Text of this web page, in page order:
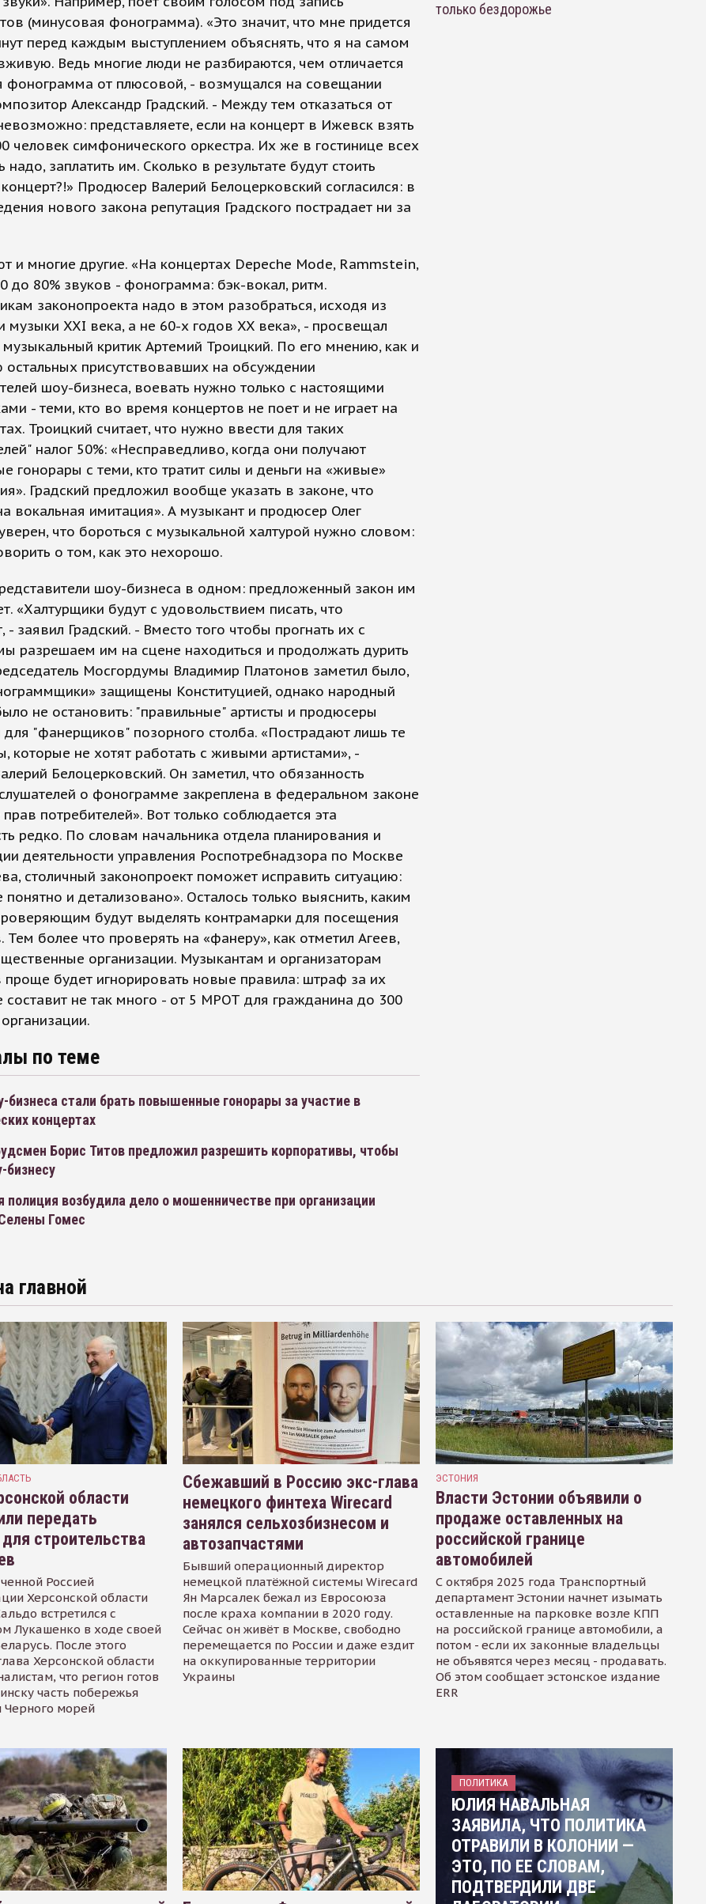
(минусовая фонограмма). «Это значит, что мне придется
перед каждым выступлением объяснять, что я на самом
Ведь многие люди не разбираются, чем отличается
фонограмма от плюсовой, - возмущался на совещании
Александр Градский. - Между тем отказаться от
представляете, если на концерт в Ижевск взять
человек симфонического оркестра. Их же в гостинице всех
надо, заплатить им. Сколько в результате будут стоить
Продюсер Валерий Белоцерковский согласился: в
нового закона репутация Градского пострадает ни за
и многие другие. «На концертах Depeche Mode, Rammstein,
до 80% звуков - фонограмма: бэк-вокал, ритм.
законопроекта надо в этом разобраться, исходя из
музыки XXI века, а не 60-х годов XX века», - просвещал
музыкальный критик Артемий Троицкий. По его мнению, как и
присутствовавших на обсуждении
шоу-бизнеса, воевать нужно только с настоящими
- теми, кто во время концертов не поет и не играет на
Троицкий считает, что нужно ввести для таких
налог 50%: «Несправедливо, когда они получают
гонорары с теми, кто тратит силы и деньги на «живые»
Градский предложил вообще указать в законе, что
вокальная имитация». А музыкант и продюсер Олег
что бороться с музыкальной халтурой нужно словом:
о том, как это нехорошо.
шоу-бизнеса в одном: предложенный закон им
«Халтурщики будут с удовольствием писать, что
- заявил Градский. - Вместо того чтобы прогнать их с
разрешаем им на сцене находиться и продолжать дурить
Мосгордумы Владимир Платонов заметил было,
защищены Конституцией, однако народный
не остановить: "правильные" артисты и продюсеры
для "фанерщиков" позорного столба. «Пострадают лишь те
которые не хотят работать с живыми артистами», -
Белоцерковский. Он заметил, что обязанность
о фонограмме закреплена в федеральном законе
потребителей». Вот только соблюдается эта
редко. По словам начальника отдела планирования и
деятельности управления Роспотребнадзора по Москве
столичный законопроект поможет исправить ситуацию:
и детализовано». Осталось только выяснить, каким
будут выделять контрамарки для посещения
Тем более что проверять на «фанеру», как отметил Агеев,
организации. Музыкантам и организаторам
проще будет игнорировать новые правила: штраф за их
составит не так много - от 5 МРОТ для гражданина до 300
по теме
стали брать повышенные гонорары за участие в
концертах
Борис Титов предложил разрешить корпоративы, чтобы
бизнесу
полиция возбудила дело о мошенничестве при организации
Гомес
только бездорожье
главной
области
передать
строительства
Россией
Херсонской области
встретился с
Лукашенко в ходе своей
После этого
Херсонской области
что регион готов
часть побережья
Черного морей
Сбежавший в Россию экс-глава
немецкого финтеха Wirecard
занялся сельхозбизнесом и
автозапчастями
Бывший операционный директор
немецкой платёжной системы Wirecard
Ян Марсалек бежал из Евросоюза
после краха компании в 2020 году.
Сейчас он живёт в Москве, свободно
перемещается по России и даже ездит
на оккупированные территории
Украины
ЭСТОНИЯ
Власти Эстонии объявили о
продаже оставленных на
российской границе
автомобилей
С октября 2025 года Транспортный
департамент Эстонии начнет изымать
оставленные на парковке возле КПП
на российской границе автомобили, а
потом - если их законные владельцы
не объявятся через месяц - продавать.
Об этом сообщает эстонское издание
ERR
ПОЛИТИКА
ЮЛИЯ НАВАЛЬНАЯ
ЗАЯВИЛА, ЧТО ПОЛИТИКА
ОТРАВИЛИ В КОЛОНИИ —
ЭТО, ПО ЕЕ СЛОВАМ,
ПОДТВЕРДИЛИ ДВЕ